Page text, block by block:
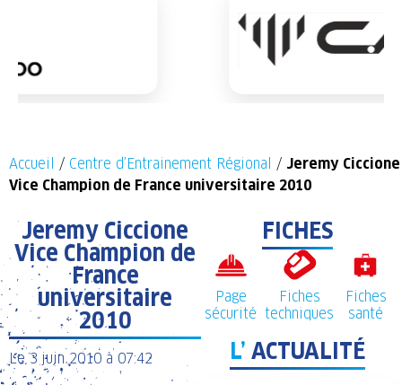
Accueil / Centre d’Entrainement Régional / Jeremy Ciccione
Vice Champion de France universitaire 2010
Jeremy Ciccione
Vice Champion de
France
universitaire
2010
Le 3 juin 2010 à 07:42
FICHES
Page
sécurité
Fiches
techniques
Fiches
santé
L’ ACTUALITÉ